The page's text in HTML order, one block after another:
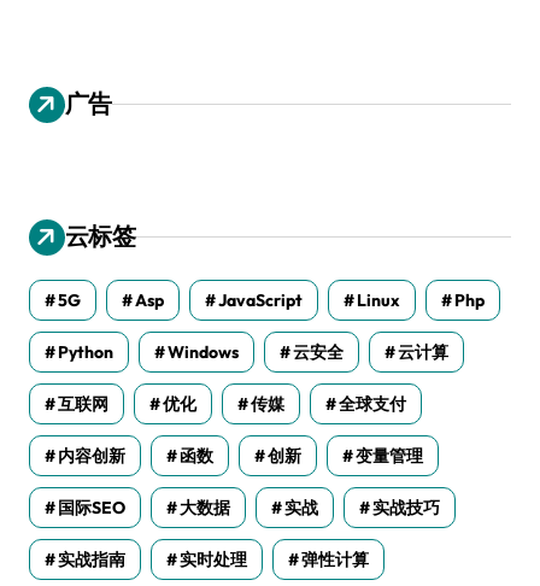
广告
云标签
5G Asp JavaScript Linux Php
Python Windows 云安全 云计算
互联网 优化 传媒 全球支付
内容创新 函数 创新 变量管理
国际SEO 大数据 实战 实战技巧
实战指南 实时处理 弹性计算